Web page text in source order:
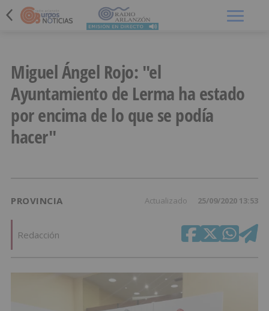
Miguel Ángel Rojo: "el
Ayuntamiento de Lerma ha estado
por encima de lo que se podía
hacer"
PROVINCIA Actualizado 25/09/2020 13:53
Redacción